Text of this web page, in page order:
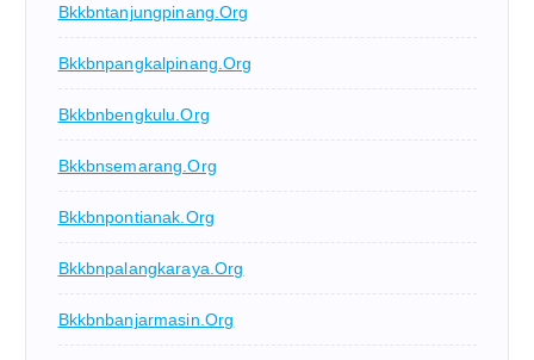
Bkkbntanjungpinang.org
Bkkbnpangkalpinang.org
Bkkbnbengkulu.org
Bkkbnsemarang.org
Bkkbnpontianak.org
Bkkbnpalangkaraya.org
Bkkbnbanjarmasin.org